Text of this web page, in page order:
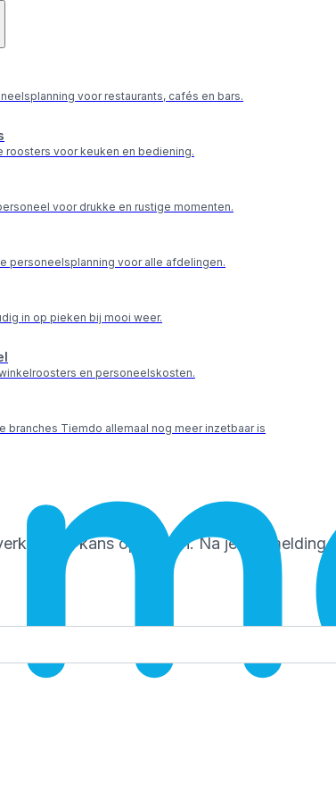
voor restaurants, cafés en bars.
roosters voor keuken en bediening.
voor drukke en rustige momenten.
personeelsplanning voor alle afdelingen.
in op pieken bij mooi weer.
en personeelskosten.
branches Tiemdo allemaal nog meer inzetbaar is
de kans op fouten. Na je